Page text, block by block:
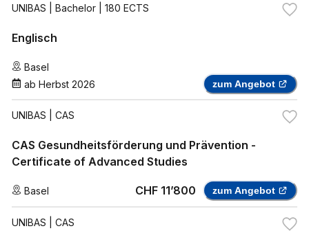
UNIBAS | Bachelor | 180 ECTS
Englisch
Basel
ab Herbst 2026 zum Angebot
UNIBAS | CAS
CAS Gesundheitsförderung und Prävention -
Certificate of Advanced Studies
Basel CHF 11’800 zum Angebot
UNIBAS | CAS